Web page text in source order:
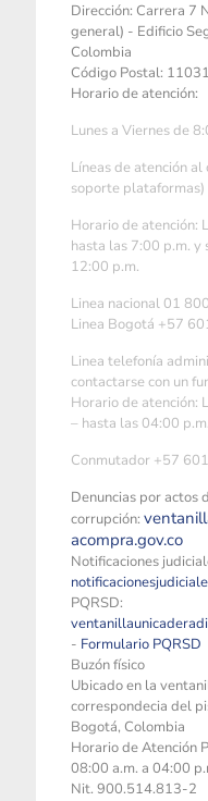
Dirección: Carrera 7
general) - Edificio
Colombia
Código Postal:
Horario de atención:
Lunes a Viernes de
Líneas de atención
soporte plataformas)
Horario de atención:
hasta las 7:00 p.m. y
12:00 p.m.
Linea nacional 01
Linea Bogotá +57
Linea telefonía
contactarse con un
Horario de atención:
– hasta las 04:00 p.m.
Conmutador +57
Denuncias por actos
corrupción:
acompra.gov.co
Notificaciones
PQRSD:
- Formulario PQRSD
Buzón físico
Ubicado en la
correspondecia del
Bogotá, Colombia
Horario de Atención
08:00 a.m. a 04:00
Nit. 900.514.813-2